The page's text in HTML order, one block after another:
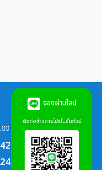
- 18.00 น.
จองผ่านไลน์
ติดต่อข่าวสารโปรโมชั่นทัวร์